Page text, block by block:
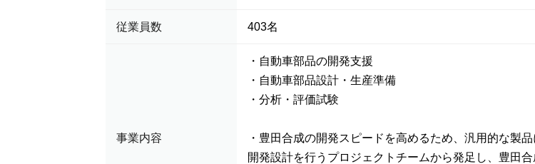
従業員数 403名
事業内容
・自動車部品の開発支援
・自動車部品設計・生産準備
・分析・評価試験
・豊田合成の開発スピードを高めるため、汎用的な製
開発設計を行うプロジェクトチームから発足し、豊田